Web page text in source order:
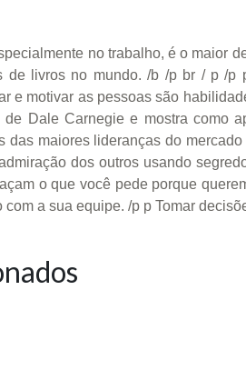
no trabalho, é o maior
de livros no mundo. /b /p br / p /p
e motivar as pessoas são
Dale Carnegie e mostra como
das maiores lideranças do
dos outros usando
o que você pede porque
a sua equipe. /p p Tomar